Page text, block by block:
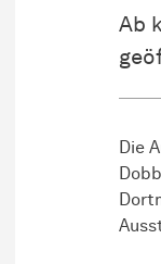
Ab
Die